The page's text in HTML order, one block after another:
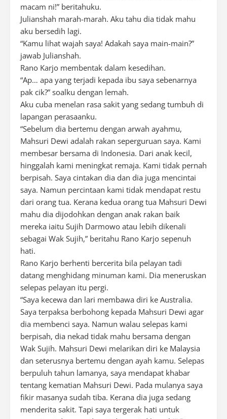
macam ni!” beritahuku.
Julianshah marah-marah. Aku tahu dia tidak mahu
aku bersedih lagi.
“Kamu lihat wajah saya! Adakah saya main-main?”
jawab Julianshah.
Rano Karjo membentak dalam kesedihan.
“Ap… apa yang terjadi kepada ibu saya sebenarnya
pak cik?” soalku dengan lemah.
Aku cuba menelan rasa sakit yang sedang tumbuh di
lapangan perasaanku.
“Sebelum dia bertemu dengan arwah ayahmu,
Mahsuri Dewi adalah rakan seperguruan saya. Kami
membesar bersama di Indonesia. Dari anak kecil,
hinggalah kami meningkat remaja. Kami tidak pernah
berpisah. Saya cintakan dia dan dia juga mencintai
saya. Namun percintaan kami tidak mendapat restu
dari orang tua. Kerana kedua orang tua Mahsuri Dewi
mahu dia dijodohkan dengan anak rakan baik
mereka iaitu Sujih Darmowo atau lebih dikenali
sebagai Wak Sujih,” beritahu Rano Karjo sepenuh
hati.
Rano Karjo berhenti bercerita bila pelayan tadi
datang menghidang minuman kami. Dia meneruskan
selepas pelayan itu pergi.
“Saya kecewa dan lari membawa diri ke Australia.
Saya terpaksa berbohong kepada Mahsuri Dewi agar
dia membenci saya. Namun walau selepas kami
berpisah, dia nekad tidak mahu bersama dengan
Wak Sujih. Mahsuri Dewi melarikan diri ke Malaysia
dan seterusnya bertemu dengan ayah kamu. Selepas
berpuluh tahun lamanya, saya mendapat khabar
tentang kematian Mahsuri Dewi. Pada mulanya saya
fikir masanya sudah tiba. Kerana dia juga sedang
menderita sakit. Tapi saya tergerak hati untuk